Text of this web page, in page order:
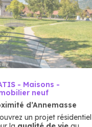
- Maisons -
neuf
d’Annemasse
un projet résidentiel